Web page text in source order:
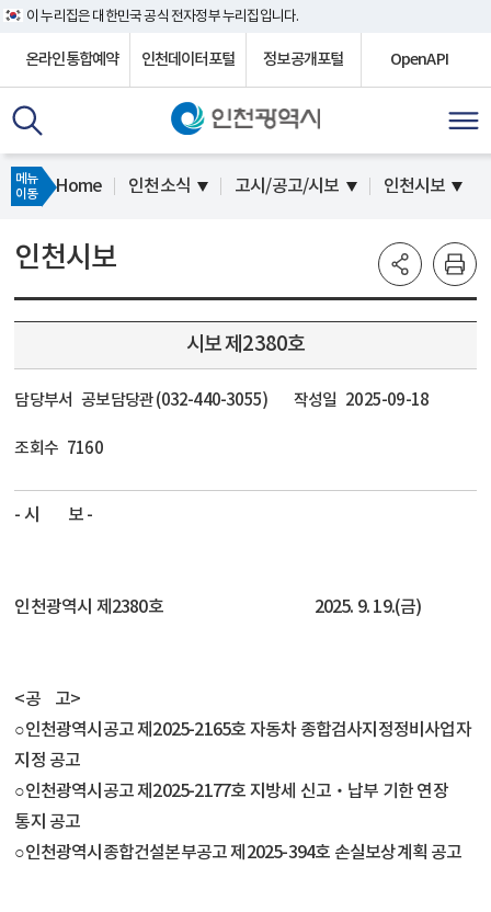
이 누리집은 대한민국 공식 전자정부 누리집입니다.
온라인통합예약 인천데이터포털 정보공개포털 OpenAPI
메뉴
이동
Home 인천소식 고시/공고/시보 인천시보
인천시보
시보 제2380호
담당부서 공보담당관 (032-440-3055) 작성일 2025-09-18
조회수 7160
- 시 보 -
인천광역시 제2380호 2025. 9. 19.(금)
<공 고>
○인천광역시공고 제2025-2165호 자동차 종합검사지정정비사업자
지정 공고
○인천광역시공고 제2025-2177호 지방세 신고‧납부 기한 연장
통지 공고
○인천광역시종합건설본부공고 제2025-394호 손실보상계획 공고